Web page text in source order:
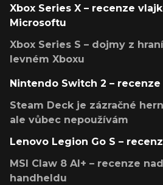
Xbox Series X – recenze
Microsoftu
Xbox Series S – dojmy z
levném Xboxu
Nintendo Switch 2 –
Steam Deck je zázračné
ale vůbec nepoužívám
Lenovo Legion Go S –
MSI Claw 8 AI+ – recenze
handheldu